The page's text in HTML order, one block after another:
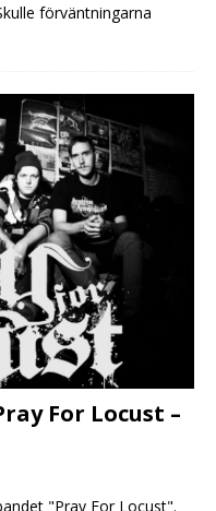
förväntningarna
For Locust –
"Pray For Locust".